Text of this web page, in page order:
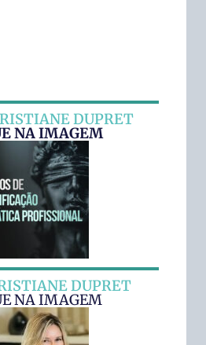
DUPRET
NA IMAGEM
DUPRET
NA IMAGEM